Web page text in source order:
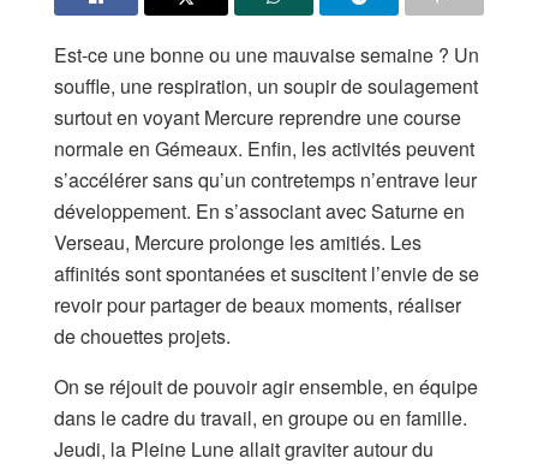
Est-ce une bonne ou une mauvaise semaine ? Un
souffle, une respiration, un soupir de soulagement
surtout en voyant Mercure reprendre une course
normale en Gémeaux. Enfin, les activités peuvent
s’accélérer sans qu’un contretemps n’entrave leur
développement. En s’associant avec Saturne en
Verseau, Mercure prolonge les amitiés. Les
affinités sont spontanées et suscitent l’envie de se
revoir pour partager de beaux moments, réaliser
de chouettes projets.
On se réjouit de pouvoir agir ensemble, en équipe
dans le cadre du travail, en groupe ou en famille.
Jeudi, la Pleine Lune allait graviter autour du